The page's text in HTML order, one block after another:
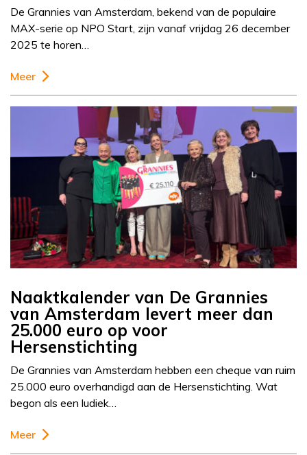
De Grannies van Amsterdam, bekend van de populaire
MAX-serie op NPO Start, zijn vanaf vrijdag 26 december
2025 te horen…
Meer
Naaktkalender van De Grannies
van Amsterdam levert meer dan
25.000 euro op voor
Hersenstichting
De Grannies van Amsterdam hebben een cheque van ruim
25.000 euro overhandigd aan de Hersenstichting. Wat
begon als een ludiek…
Meer